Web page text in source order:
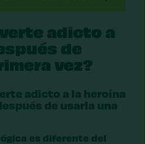
adicto a
de
vez?
adicto a la heroína
de usarla una
es diferente del